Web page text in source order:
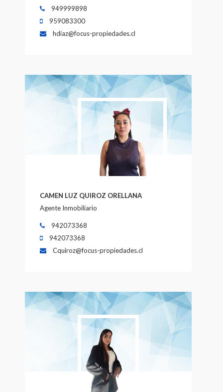
949999898
959083300
hdiaz@focus-propiedades.cl
CAMEN LUZ QUIROZ ORELLANA
Agente Inmobiliario
942073368
942073368
Cquiroz@focus-propiedades.cl